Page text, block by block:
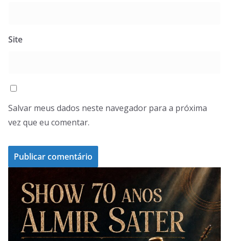
Site
Salvar meus dados neste navegador para a próxima
vez que eu comentar.